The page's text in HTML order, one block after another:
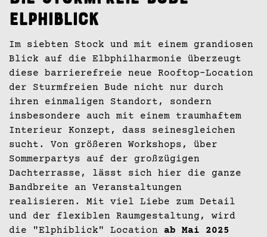
Elphiblick
Im siebten Stock und mit einem grandiosen
Blick auf die Elbphilharmonie überzeugt
diese barrierefreie neue Rooftop-Location
der Sturmfreien Bude nicht nur durch
ihren einmaligen Standort, sondern
insbesondere auch mit einem traumhaftem
Interieur Konzept, dass seinesgleichen
sucht. Von größeren Workshops, über
Sommerpartys auf der großzügigen
Dachterrasse, lässt sich hier die ganze
Bandbreite an Veranstaltungen
realisieren. Mit viel Liebe zum Detail
und der flexiblen Raumgestaltung, wird
die "Elphiblick" Location ab Mai 2025